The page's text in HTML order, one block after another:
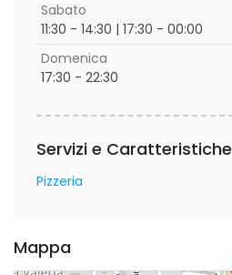
Sabato
11:30 - 14:30 | 17:30 - 00:00
Domenica
17:30 - 22:30
Servizi e Caratteristiche
Pizzeria
Mappa